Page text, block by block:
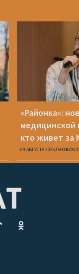
«Районка»:
медицинской
кто живет за
09 АВГУСТА 2026